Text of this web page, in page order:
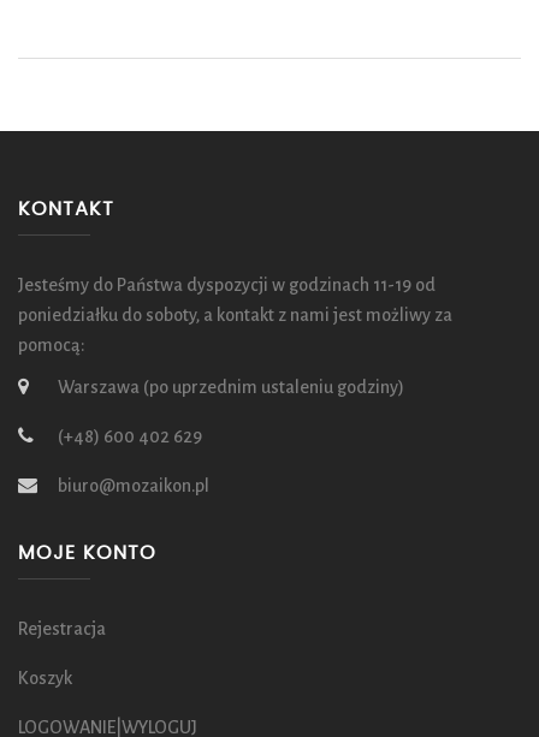
KONTAKT
Jesteśmy do Państwa dyspozycji w godzinach 11-19 od
poniedziałku do soboty, a kontakt z nami jest możliwy za
pomocą:
Warszawa (po uprzednim ustaleniu godziny)
(+48) 600 402 629
biuro@mozaikon.pl
MOJE KONTO
Rejestracja
Koszyk
LOGOWANIE|WYLOGUJ